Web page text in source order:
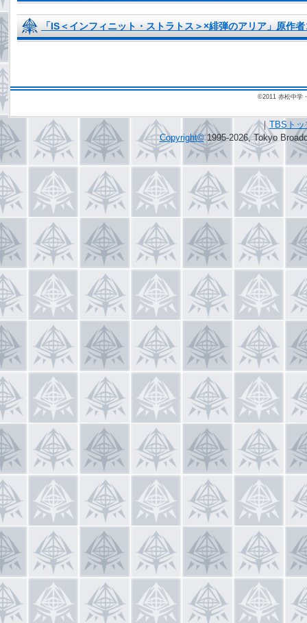
「IS＜インフィニット・ストラトス＞×緋弾のアリア」原作
©2011 赤松中学
｜TBSトッ
Copyright© 1995-2026, Tokyo